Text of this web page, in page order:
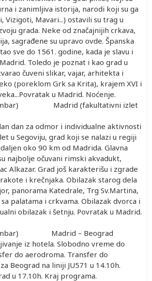
i zanimljiva istorija, narodi koji su ga
Vizigoti, Mavari...) ostavili su trag u
grada. Neke od značajnijih crkava,
sagrađene su upravo ovde. Španska
sve do 1561. godine, kada je slavu i
Toledo je poznat i kao grad u
čuveni slikar, vajar, arhitekta i
(poreklom Grk sa Krita), krajem XVI i
u Madrid. Noćenje.
Madrid (fakultativni izlet
dan za odmor i individualne aktivnosti
u Segoviju, grad koji se nalazi u regiji
oko 90 km od Madrida. Glavna
najbolje očuvani rimski akvadukt,
Alkazar. Grad još karakterišu i zgrade
i krečnjaka. Obilazak starog dela
panorama Katedrale, Trg Sv.Martina,
palatama i crkvama. Obilazak dvorca i
obilazak i šetnju. Povratak u Madrid.
Madrid – Beograd
iz hotela. Slobodno vreme do
do aerodroma. Transfer do
Beograd na liniji JU571 u 14.10h.
u 17.10h. Kraj programa.